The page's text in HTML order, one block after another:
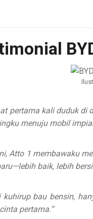
pertama kali duduk di
menuju mobil
Atto 1 membawaku
baik, lebih
bau bensin,
pertama.”